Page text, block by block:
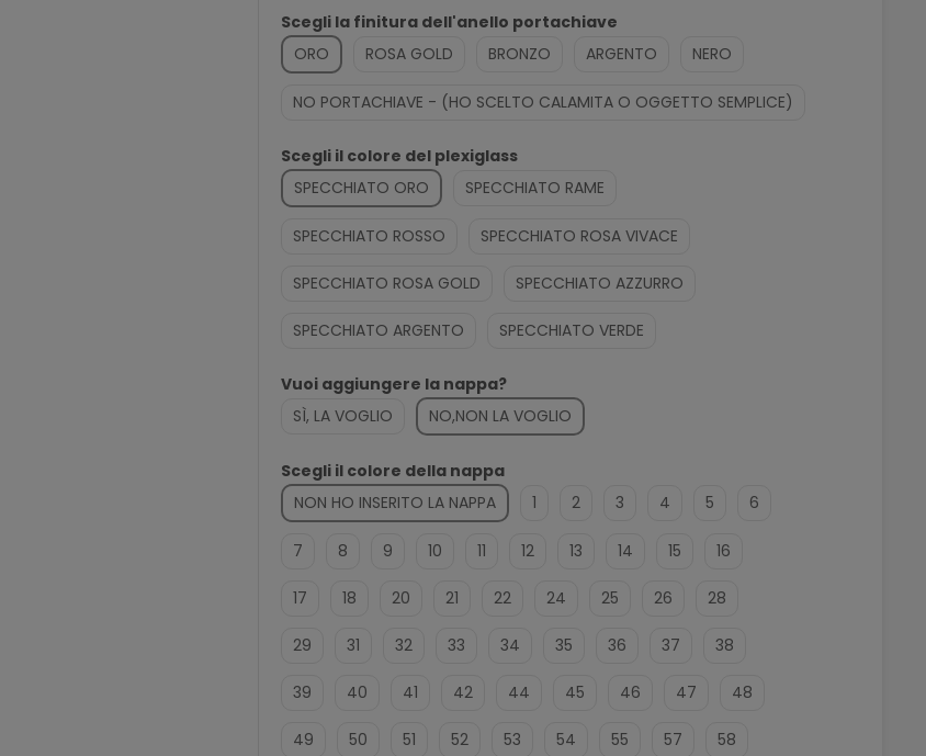
Scegli la finitura dell'anello portachiave
ORO
ROSA GOLD BRONZO ARGENTO NERO
NO PORTACHIAVE - (HO SCELTO CALAMITA O OGGETTO SEMPLICE)
Scegli il colore del plexiglass
SPECCHIATO ORO
SPECCHIATO RAME
SPECCHIATO ROSSO SPECCHIATO ROSA VIVACE
SPECCHIATO ROSA GOLD SPECCHIATO AZZURRO
SPECCHIATO ARGENTO SPECCHIATO VERDE
Vuoi aggiungere la nappa?
SÌ, LA VOGLIO
NO,NON LA VOGLIO
Scegli il colore della nappa
NON HO INSERITO LA NAPPA
1 2 3 4 5 6
7 8 9 10 11 12 13 14 15 16
17 18 20 21 22 24 25 26 28
29 31 32 33 34 35 36 37 38
39 40 41 42 44 45 46 47 48
49 50 51 52 53 54 55 57 58